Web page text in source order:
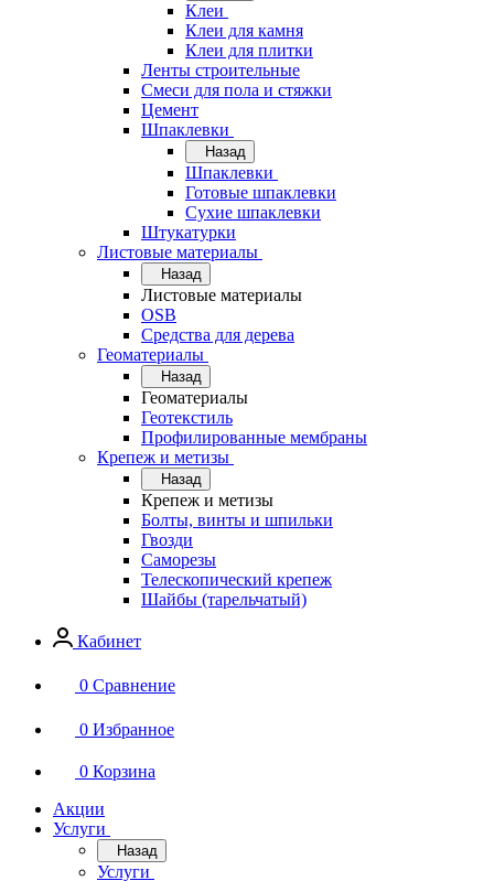
Клеи
Клеи для камня
Клеи для плитки
Ленты строительные
Смеси для пола и стяжки
Цемент
Шпаклевки
Назад
Шпаклевки
Готовые шпаклевки
Сухие шпаклевки
Штукатурки
Листовые материалы
Назад
Листовые материалы
OSB
Средства для дерева
Геоматериалы
Назад
Геоматериалы
Геотекстиль
Профилированные мембраны
Крепеж и метизы
Назад
Крепеж и метизы
Болты, винты и шпильки
Гвозди
Саморезы
Телескопический крепеж
Шайбы (тарельчатый)
Кабинет
0 Сравнение
0 Избранное
0 Корзина
Акции
Услуги
Назад
Услуги